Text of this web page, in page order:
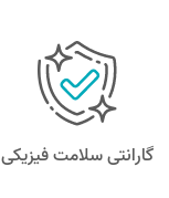
گارانتی سلامت فیزیکی